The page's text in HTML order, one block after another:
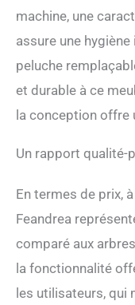
machine, une
assure une
peluche
et durable à ce
la conception offre
Un rapport qualité-
En termes de prix,
Feandrea
comparé aux
la fonctionnalité
les utilisateurs, qui